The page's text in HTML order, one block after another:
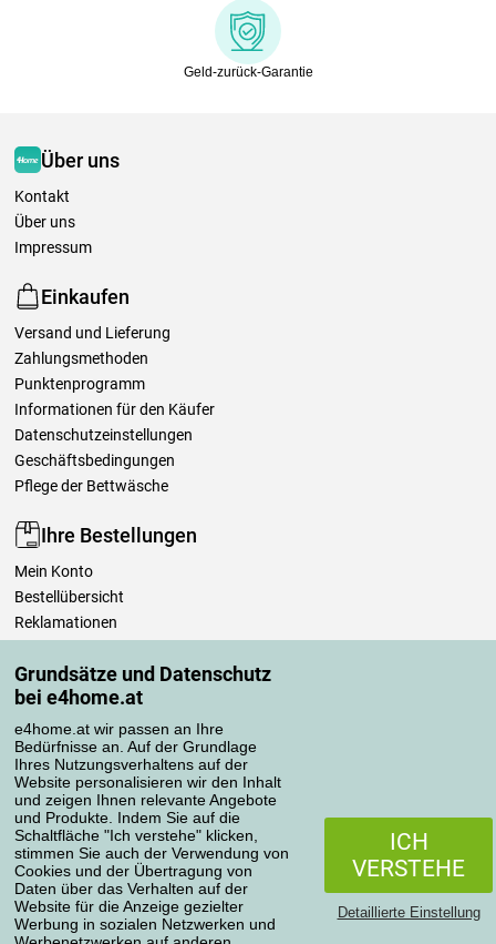
Grundsätze und Datenschutz
bei e4home.at
e4home.at wir passen an Ihre
Bedürfnisse an. Auf der Grundlage
Ihres Nutzungsverhaltens auf der
Website personalisieren wir den Inhalt
und zeigen Ihnen relevante Angebote
und Produkte. Indem Sie auf die
Schaltfläche "Ich verstehe" klicken,
stimmen Sie auch der Verwendung von
Cookies und der Übertragung von
Daten über das Verhalten auf der
Website für die Anzeige gezielter
Werbung in sozialen Netzwerken und
ICH
VERSTEHE
Detaillierte Einstellung
Geld-zurück-Garantie
Über uns
Kontakt
Über uns
Impressum
Einkaufen
Versand und Lieferung
Zahlungsmethoden
Punktenprogramm
Informationen für den Käufer
Datenschutzeinstellungen
Geschäftsbedingungen
Pflege der Bettwäsche
Ihre Bestellungen
Mein Konto
Bestellübersicht
Reklamationen
Einfach mehr wissen
Richtlinien zur Verarbeitung von Bewertungen
Transportarten
Zahlungsmethoden